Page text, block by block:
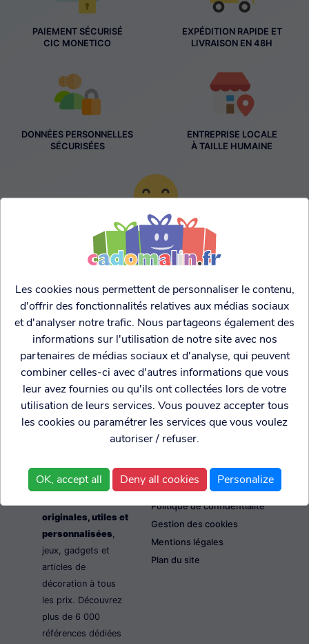
PAIEMENT SÉCURISÉ
CIC MONETICO
EXPÉDITION RAPIDE ET
LIVRAISON EN 48H
DONNÉES PERSONNELLES
SÉCURISÉES
ENTREPRISE LOCALE
À TAILLE HUMAINE
TARIFS AGRESSIFS &
FRANCO LEGER
boutique
spécialisée dans
originales, utiles et
personnalisées,
jeux, gadgets et
articles de
décoration à tous
les prix. Découvrez
plus de 6 000
références dédiées
Conditions générales de
Politique de confidentialité
Gestion des cookies
Mentions légales
Plan du site
Les cookies nous permettent de personnaliser le contenu,
d'offrir des fonctionnalités relatives aux médias sociaux
et d'analyser notre trafic. Nous partageons également des
informations sur l'utilisation de notre site avec nos
partenaires de médias sociaux et d'analyse, qui peuvent
combiner celles-ci avec d'autres informations que vous
leur avez fournies ou qu'ils ont collectées lors de votre
utilisation de leurs services. Vous pouvez accepter tous
les cookies ou paramétrer les services que vous voulez
autoriser / refuser.
OK, accept all Deny all cookies Personalize